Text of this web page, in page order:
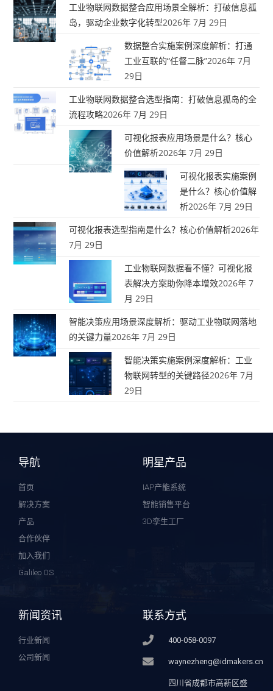
工业物联网数据整合应用场景全解析：打破信息孤
岛，驱动企业数字化转型2026年 7月 29日
数据整合实施案例深度解析：打通
工业互联的“任督二脉”2026年 7月
29日
工业物联网数据整合选型指南：打破信息孤岛的全
流程攻略2026年 7月 29日
可视化报表应用场景是什么？核心
价值解析2026年 7月 29日
可视化报表实施案例
是什么？核心价值解
析2026年 7月 29日
可视化报表选型指南是什么？核心价值解析2026年
7月 29日
工业物联网数据看不懂？可视化报
表解决方案助你降本增效2026年 7
月 29日
智能决策应用场景深度解析：驱动工业物联网落地
的关键力量2026年 7月 29日
智能决策实施案例深度解析：工业
物联网转型的关键路径2026年 7月
29日
导航
首页
解决方案
产品
合作伙伴
加入我们
Galileo OS
明星产品
IAP产能系统
智能销售平台
3D孪生工厂
新闻资讯
行业新闻
公司新闻
联系方式
400-058-0097
waynezheng@idmakers.cn
四川省成都市高新区盛